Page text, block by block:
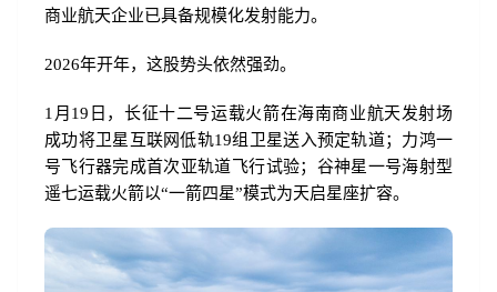
商业航天企业已具备规模化发射能力。
2026年开年，这股势头依然强劲。
1月19日，长征十二号运载火箭在海南商业航天发射场
成功将卫星互联网低轨19组卫星送入预定轨道；力鸿一
号飞行器完成首次亚轨道飞行试验；谷神星一号海射型
遥七运载火箭以“一箭四星”模式为天启星座扩容。